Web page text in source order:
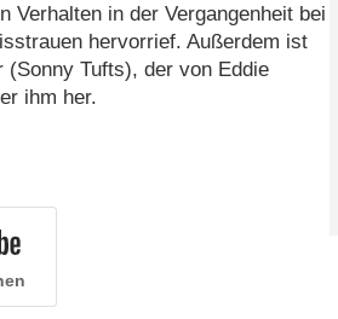
Verhalten in der Vergangenheit bei
hervorrief. Außerdem ist
Tufts), der von Eddie
ihm her.